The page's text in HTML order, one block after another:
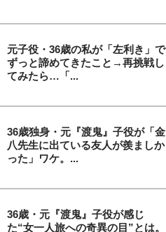
元子役・36歳の私が「左利き」で
ずっと諦めてきたこと→再挑戦し
てみたら…「...
36歳独身・元『渡鬼』子役が「金
八先生に出ている友人が羨ましか
った」ワケ。...
36歳・元『渡鬼』子役が感じ
た“女一人旅への奇異の目”とは。